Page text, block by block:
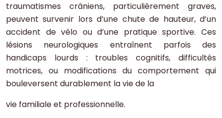
traumatismes crâniens, particulièrement graves,
peuvent survenir lors d’une chute de hauteur, d’un
accident de vélo ou d’une pratique sportive. Ces
lésions neurologiques entraînent parfois des
handicaps lourds : troubles cognitifs, difficultés
motrices, ou modifications du comportement qui
bouleversent durablement la vie de la
vie familiale et professionnelle.